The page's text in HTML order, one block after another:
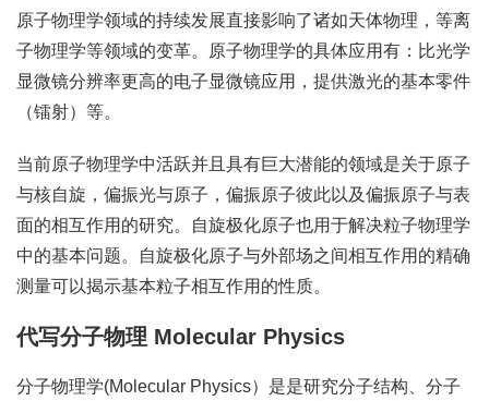
原子物理学领域的持续发展直接影响了诸如天体物理，等离
子物理学等领域的变革。原子物理学的具体应用有：比光学
显微镜分辨率更高的电子显微镜应用，提供激光的基本零件
（镭射）等。
当前原子物理学中活跃并且具有巨大潜能的领域是关于原子
与核自旋，偏振光与原子，偏振原子彼此以及偏振原子与表
面的相互作用的研究。自旋极化原子也用于解决粒子物理学
中的基本问题。自旋极化原子与外部场之间相互作用的精确
测量可以揭示基本粒子相互作用的性质。
代写分子物理 Molecular Physics
分子物理学(Molecular Physics）是是研究分子结构、分子